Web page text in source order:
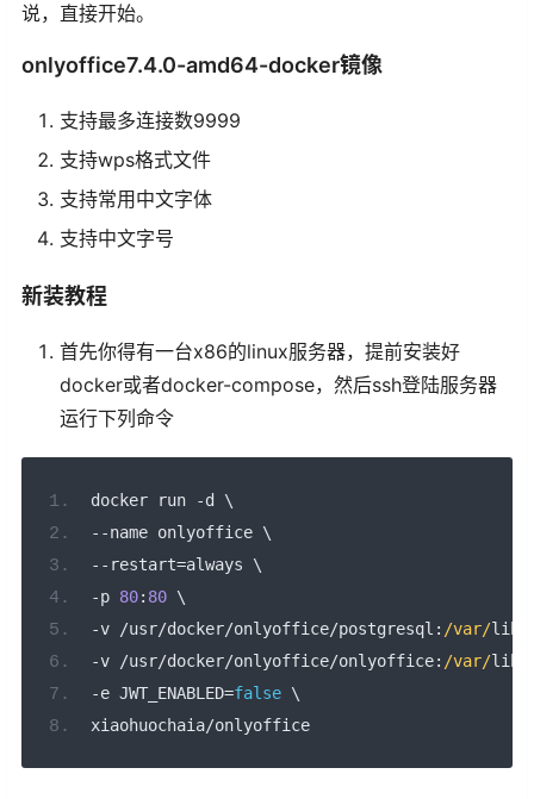
说，直接开始。
onlyoffice7.4.0-amd64-docker镜像
支持最多连接数9999
支持wps格式文件
支持常用中文字体
支持中文字号
新装教程
首先你得有一台x86的linux服务器，提前安装好
docker或者docker-compose，然后ssh登陆服务器
运行下列命令
docker run -d \
--name onlyoffice \
-- restart=always \
-p 80: 80 \
-v /usr/docker/onlyoffice/postgresql : /var/lib
-v /usr/docker/onlyoffice/onlyoffice: /var/lib
-e JWT_ENABLED=false \
xiaohuochaia/onlyoffice